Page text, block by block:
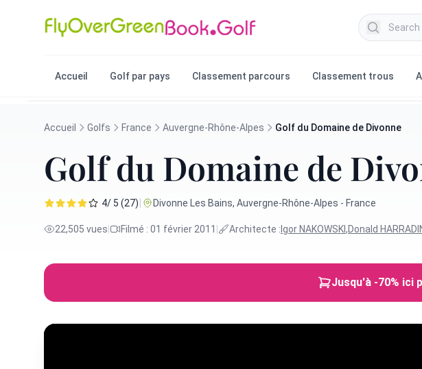
Search golf
Accueil Golf par pays Classement parcours Classement trous
Accueil Golfs France Auvergne-Rhône-Alpes Golf du Domaine de Divonne
Golf du Domaine de
4/ 5 (27)| Divonne Les Bains, Auvergne-Rhône-Alpes - France
22,505 vues Filmé : 01 février 2011 Architecte : Igor NAKOWSKI,Donald
Jusqu'à -70% ici